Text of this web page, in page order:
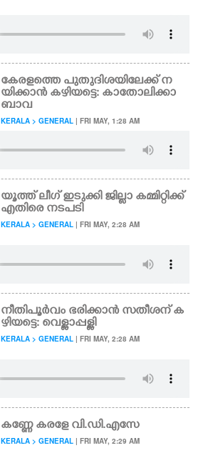
കേരളത്തെ പുതുദിശയിലേക്ക് ന
യിക്കാൻ കഴിയട്ടെ: കാതോലിക്കാ
ബാവ
KERALA > GENERAL | FRI MAY, 1:28 AM
യൂത്ത് ലീഗ് ഇടുക്കി ജില്ലാ കമ്മിറ്റിക്ക്
എതിരെ നടപടി
KERALA > GENERAL | FRI MAY, 2:28 AM
നീതിപൂർവം ഭരിക്കാൻ സതീശന് ക
ഴിയട്ടെ: വെള്ളാപ്പള്ളി
KERALA > GENERAL | FRI MAY, 2:28 AM
കണ്ണേ​ കരളേ വി.ഡി.എസേ
KERALA > GENERAL | FRI MAY, 2:29 AM